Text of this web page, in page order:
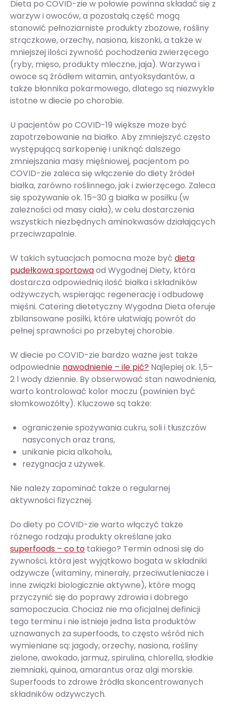
Dieta po COVID-zie w połowie powinna składać się z
warzyw i owoców, a pozostałą część mogą
stanowić pełnoziarniste produkty zbożowe, rośliny
strączkowe, orzechy, nasiona, kiszonki, a także w
mniejszej ilości żywność pochodzenia zwierzęcego
(ryby, mięso, produkty mleczne, jaja). Warzywa i
owoce są źródłem witamin, antyoksydantów, a
także błonnika pokarmowego, dlatego są niezwykle
istotne w diecie po chorobie.
U pacjentów po COVID-19 większe może być
zapotrzebowanie na białko. Aby zmniejszyć często
występującą sarkopenię i uniknąć dalszego
zmniejszania masy mięśniowej, pacjentom po
COVID-zie zaleca się włączenie do diety źródeł
białka, zarówno roślinnego, jak i zwierzęcego. Zaleca
się spożywanie ok. 15–30 g białka w posiłku (w
zależności od masy ciała), w celu dostarczenia
wszystkich niezbędnych aminokwasów działających
przeciwzapalnie.
W takich sytuacjach pomocna może być dieta
pudełkowa sportowaod Wygodnej Diety, która
dostarcza odpowiednią ilość białka i składników
odżywczych, wspierając regenerację i odbudowę
mięśni. Catering dietetyczny Wygodna Dieta oferuje
zbilansowane posiłki, które ułatwiają powrót do
pełnej sprawności po przebytej chorobie.
W diecie po COVID-zie bardzo ważne jest także
odpowiednie nawodnienie – ile pić? Najlepiej ok. 1,5–
2 l wody dziennie. By obserwować stan nawodnienia,
warto kontrolować kolor moczu (powinien być
słomkowożółty). Kluczowe są także:
ograniczenie spożywania cukru, soli i tłuszczów
nasyconych oraz trans,
unikanie picia alkoholu,
rezygnacja z używek.
Nie należy zapominać także o regularnej
aktywności fizycznej.
Do diety po COVID-zie warto włączyć także
różnego rodzaju produkty określane jako
superfoods – co to takiego? Termin odnosi się do
żywności, która jest wyjątkowo bogata w składniki
odżywcze (witaminy, minerały, przeciwutleniacze i
inne związki biologicznie aktywne), które mogą
przyczynić się do poprawy zdrowia i dobrego
samopoczucia. Chociaż nie ma oficjalnej definicji
tego terminu i nie istnieje jedna lista produktów
uznawanych za superfoods, to często wśród nich
wymieniane są: jagody, orzechy, nasiona, rośliny
zielone, awokado, jarmuż, spirulina, chlorella, słodkie
ziemniaki, quinoa, amarantus oraz algi morskie.
Superfoods to zdrowe źródła skoncentrowanych
składników odżywczych.